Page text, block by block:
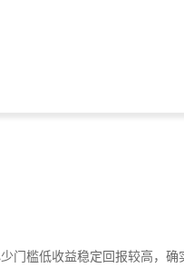
门槛低收益稳定回报较高，确